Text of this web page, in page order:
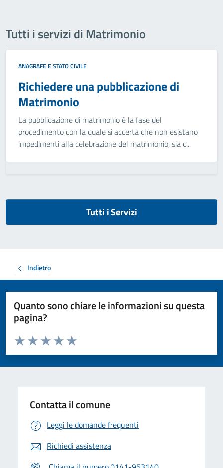
Tutti i servizi di Matrimonio
ANAGRAFE E STATO CIVILE
Richiedere una pubblicazione di
Matrimonio
La pubblicazione di matrimonio è la fase del
procedimento con la quale si accerta che non esistano
impedimenti alla celebrazione del matrimonio, sia c...
Tutti i Servizi
Indietro
Quanto sono chiare le informazioni su questa
pagina?
Valuta da 1 a 5 stelle la pagina
Valuta 5 stelle su 5
Valuta 4 stelle su 5
Valuta 3 stelle su 5
Valuta 2 stelle su 5
Valuta 1 stelle su 5
Contatta il comune
Leggi le domande frequenti
Richiedi assistenza